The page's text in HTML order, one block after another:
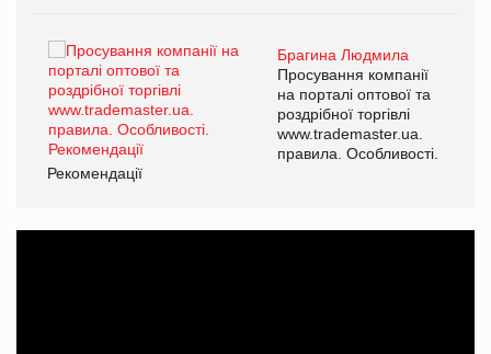
Брагина Людмила
Просування компанії
на порталі оптової та
роздрібної торгівлі
www.trademaster.ua.
правила. Особливості.
Рекомендації